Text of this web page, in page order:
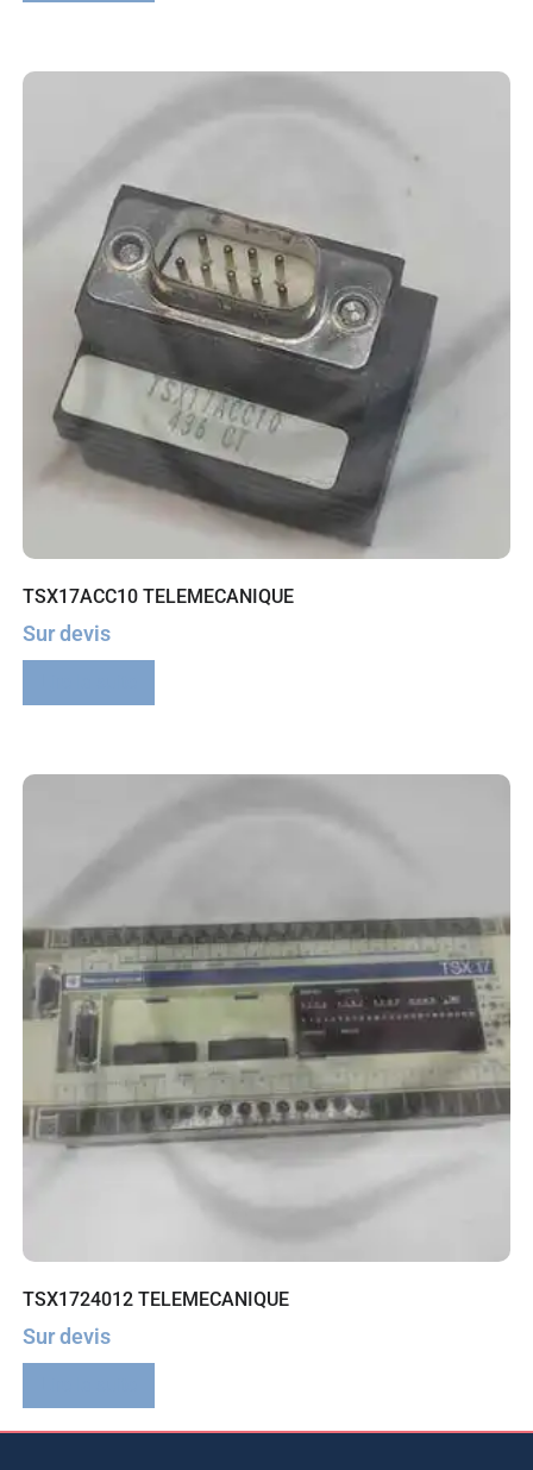
TSX17ACC10 TELEMECANIQUE
Sur devis
TSX1724012 TELEMECANIQUE
Sur devis